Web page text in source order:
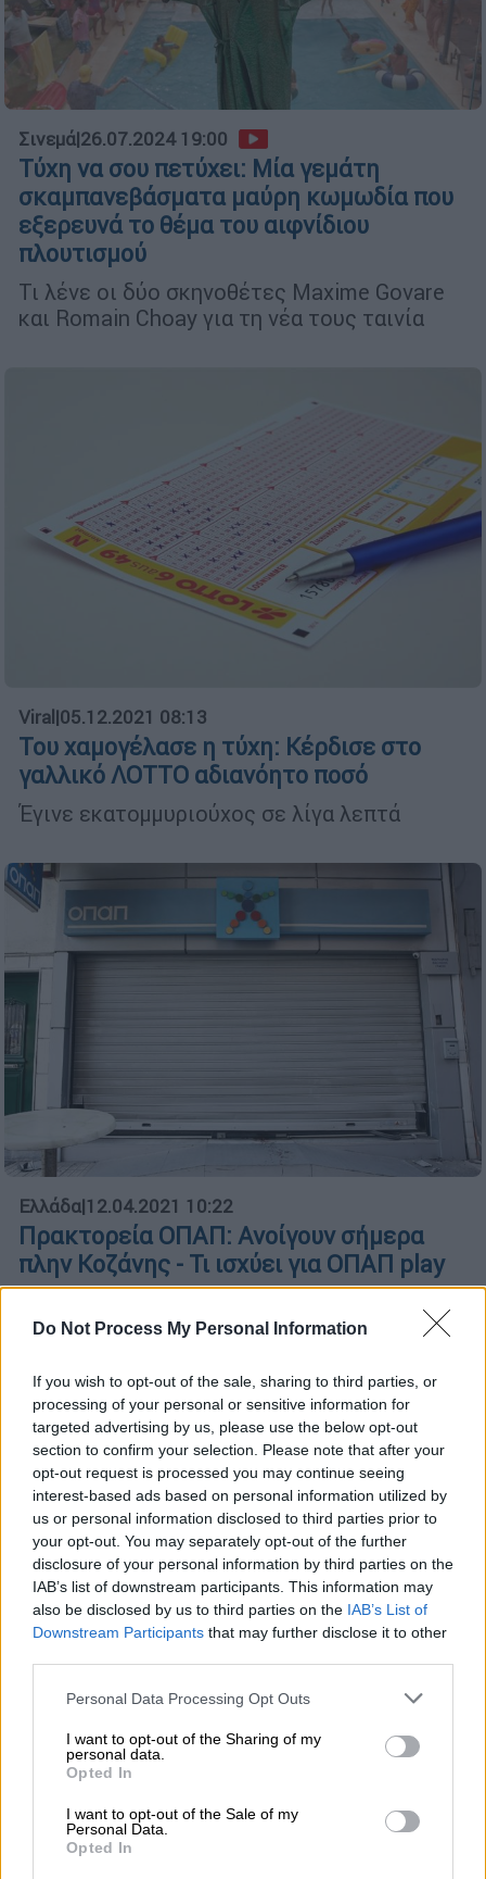
Do Not Process My Personal Information
If you wish to opt-out of the sale, sharing to third parties, or
processing of your personal or sensitive information for
targeted advertising by us, please use the below opt-out
section to confirm your selection. Please note that after your
opt-out request is processed you may continue seeing
interest-based ads based on personal information utilized by
us or personal information disclosed to third parties prior to
your opt-out. You may separately opt-out of the further
disclosure of your personal information by third parties on the
IAB’s list of downstream participants. This information may
also be disclosed by us to third parties on the IAB’s List of
Downstream Participants that may further disclose it to other
Please note that this website/app uses one or more Google
not limited to your visit or usage behaviour. You may click to
grant or deny consent to Google and its third-party tags to
use your data for below specified purposes in below Google
consent section.
Personal Data Processing Opt Outs
I want to opt-out of the Sharing of my
personal data.
Opted In
I want to opt-out of the Sale of my
Personal Data.
Opted In
Σινεμά|26.07.2024 19:00
Τύχη να σου πετύχει: Μία γεμάτη
σκαμπανεβάσματα μαύρη κωμωδία που
εξερευνά το θέμα του αιφνίδιου
πλουτισμού
Τι λένε οι δύο σκηνοθέτες Maxime Govare
και Romain Choay για τη νέα τους ταινία
Viral|05.12.2021 08:13
Του χαμογέλασε η τύχη: Κέρδισε στο
γαλλικό ΛΟΤΤΟ αδιανόητο ποσό
Έγινε εκατομμυριούχος σε λίγα λεπτά
Ελλάδα|12.04.2021 10:22
Πρακτορεία ΟΠΑΠ: Ανοίγουν σήμερα
πλην Κοζάνης - Τι ισχύει για ΟΠΑΠ play
Γερμανία: Νικητής Λόττο δεν παρέλαβε
εντός προθεσμίας τα 11 εκατ. ευρώ και
τα έχασε
Ο άγνωστος νικητής είχε τριάμισι χρόνια